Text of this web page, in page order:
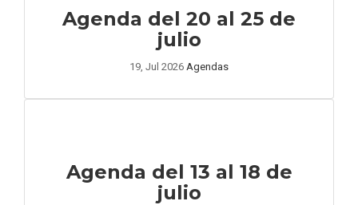
Agenda del 20 al 25 de
julio
19, Jul 2026 Agendas
Agenda del 13 al 18 de
julio